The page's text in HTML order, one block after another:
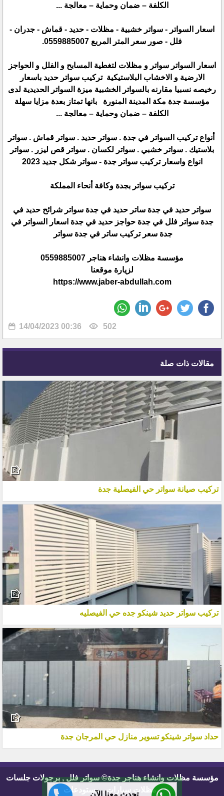
تحدث معنا الآن
الكلفة – ضمان وحماية – معالجة ...
اسعار السواتر - سواتر خشبية - مظلات - حديد - قماش - جدران -
فلل - صور سعر المتر المربع 0559885007.
اسعار السواتر سواتر و مظلات لتغطية المسابح و الفلل و الحواجز
الارضية و الاخشاب البلاستيكية تركيب سواتر حديد باسعار
رخيصه نسبيا مقارنه بالسواتر الخشبية ميزة السواتر الحديدية لدى
مؤسسة جدة مكة المدينة المنورة بانها تمتاز بعدة مزايا سهلة
الكلفة – ضمان وحماية – معالجة ...
أنواع تركيب السواتر في جدة . سواتر حديد . سواتر قماش . سواتر
بلاستيك . سواتر خشبي . سواتر لكسان . سواتر قص ليزر . سواتر
انواع واسعار تركيب سواتر جدة - سواتر شكل جديد 2023
تركيب سواتر بجدة وكافة أنحاء المملكة
سواتر حديد في جدة ساتر حديد في جدة سواتر شرائح حديد في
جدة سواتر فلل في جدة حواجز حديد في جدة اسعار السواتر في
جدة سعر تركيب ساتر في جدة سواتر
مؤسسة مظلات وانشاء هناجر 0559885007
لزيارة موقعنا
https://www.jaber-abdullah.com
14/04/2023 00:36 502
مقالات ذات صلة
تركيب صيانة سواتر حي الفيصلية جدة
تركيب سواتر حديد شينكو جده حي الفيصليه
حداد سواتر شينكو تسوير منازل حي المرجان جدة
مؤسسة مظلات وانشاء هناجر جدة© سواتر فلل , برجولات جلسات
, مظلات سيارات , مستودعات